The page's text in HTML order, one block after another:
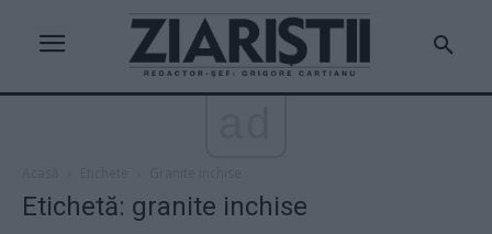
Etichetă: granite inchise